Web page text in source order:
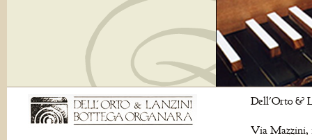
Dell'Orto &
Via Mazzini,